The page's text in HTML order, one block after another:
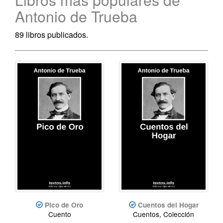
Antonio de Trueba
89 libros publicados.
Pico de Oro
Cuento
Cuentos del Hogar
Cuentos, Colección